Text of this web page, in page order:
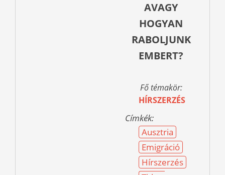
AVAGY
HOGYAN
RABOLJUNK
EMBERT?
Fő témakör:
HÍRSZERZÉS
Címkék:
Ausztria
Emigráció
Hírszerzés